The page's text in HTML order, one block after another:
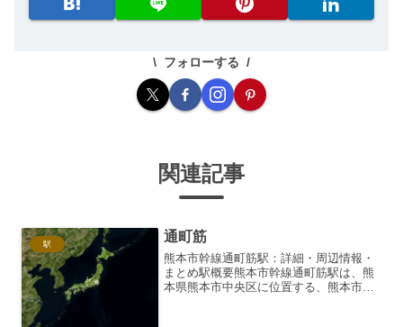
フォローする
関連記事
駅 通町筋
熊本市幹線通町筋駅：詳細・周辺情報・
まとめ駅概要熊本市幹線通町筋駅は、熊
本県熊本市中央区に位置する、熊本市交